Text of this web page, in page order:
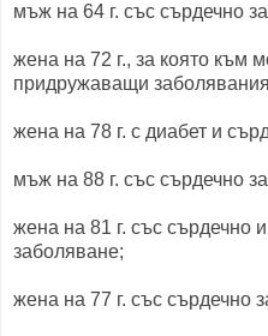
мъж на 64 г. със сърдечно
жена на 72 г., за която към
придружаващи
жена на 78 г. с диабет и
мъж на 88 г. със сърдечно
жена на 81 г. със сърдечно
заболяване;
жена на 77 г. със сърдечно